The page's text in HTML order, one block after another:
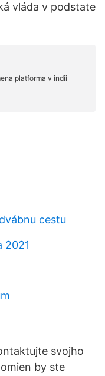
vláda v podstate
cestu
2021
svojho
by ste